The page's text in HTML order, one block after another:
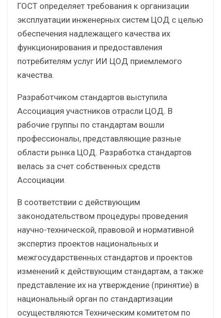
ГОСТ определяет требования к организации
эксплуатации инженерных систем ЦОД с целью
обеспечения надлежащего качества их
функционирования и предоставления
потребителям услуг ИИ ЦОД приемлемого
качества.
Разработчиком стандартов выступила
Ассоциация участников отрасли ЦОД. В
рабочие группы по стандартам вошли
профессионалы, представляющие разные
области рынка ЦОД. Разработка стандартов
велась за счет собственных средств
Ассоциации.
В соответствии с действующим
законодательством процедуры проведения
научно-технической, правовой и нормативной
экспертиз проектов национальных и
межгосударственных стандартов и проектов
изменений к действующим стандартам, а также
представление их на утверждение (принятие) в
национальный орган по стандартизации
осуществляются Техническим комитетом по